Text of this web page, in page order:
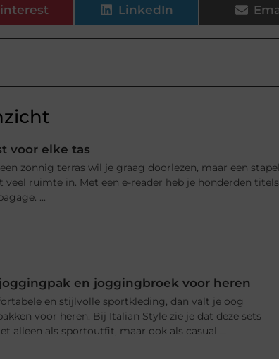
LinkedIn
voor elke tas
zonnig terras wil je graag doorlezen, maar een stapel
veel ruimte in. Met een e-reader heb je honderden titels
...
en joggingbroek voor heren
en stijlvolle sportkleding, dan valt je oog
voor heren. Bij Italian Style zie je dat deze sets
alleen als sportoutfit, maar ook als casual ...